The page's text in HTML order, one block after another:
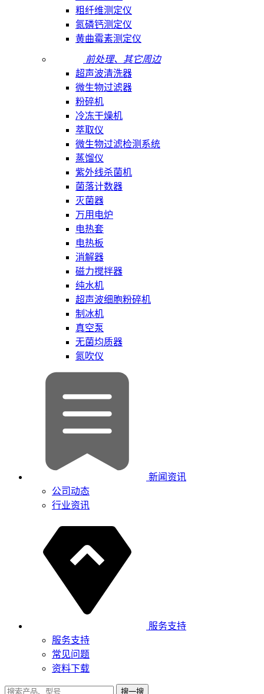
粗纤维测定仪
氮磷钙测定仪
黄曲霉素测定仪
前处理、其它周边
超声波清洗器
微生物过滤器
粉碎机
冷冻干燥机
萃取仪
微生物过滤检测系统
蒸馏仪
紫外线杀菌机
菌落计数器
灭菌器
万用电炉
电热套
电热板
消解器
磁力搅拌器
纯水机
超声波细胞粉碎机
制冰机
真空泵
无菌均质器
氮吹仪
新闻资讯
公司动态
行业资讯
服务支持
服务支持
常见问题
资料下载